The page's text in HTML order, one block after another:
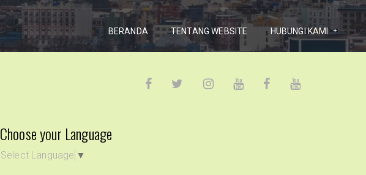
BERANDA TENTANG WEBSITE HUBUNGI KAMI
Choose your Language
Select Language ▼